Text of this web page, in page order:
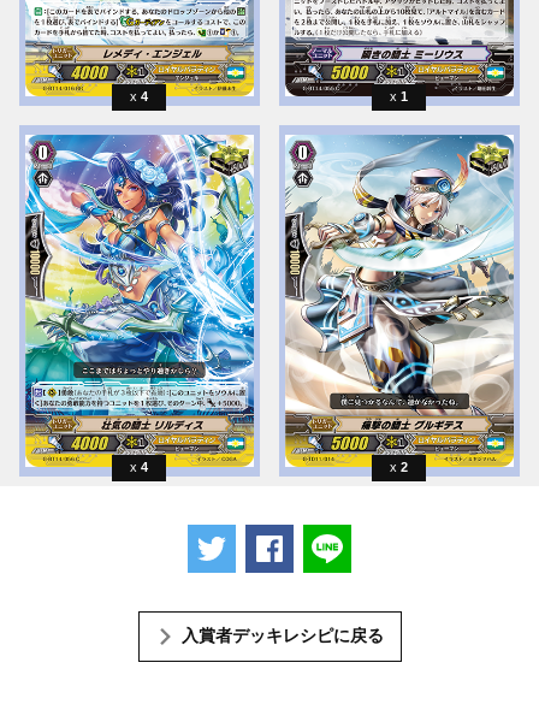
4 1
4 2
ツイートするFacebookでシェアする
入賞者デッキレシピに戻る